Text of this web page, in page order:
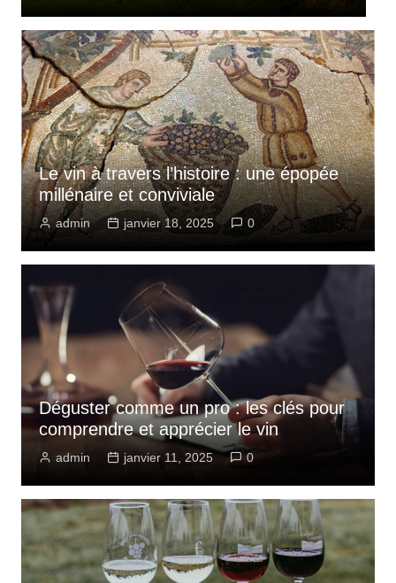
Le vin à travers l’histoire : une épopée
millénaire et conviviale
admin janvier 18, 2025 0
Déguster comme un pro : les clés pour
comprendre et apprécier le vin
admin janvier 11, 2025 0